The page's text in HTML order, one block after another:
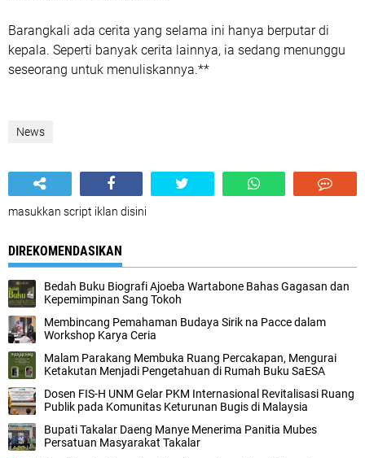
Barangkali ada cerita yang selama ini hanya berputar di
kepala. Seperti banyak cerita lainnya, ia sedang menunggu
seseorang untuk menuliskannya.**
News
masukkan script iklan disini
DIREKOMENDASIKAN
Bedah Buku Biografi Ajoeba Wartabone Bahas Gagasan dan
Kepemimpinan Sang Tokoh
Membincang Pemahaman Budaya Sirik na Pacce dalam
Workshop Karya Ceria
Malam Parakang Membuka Ruang Percakapan, Mengurai
Ketakutan Menjadi Pengetahuan di Rumah Buku SaESA
Dosen FIS-H UNM Gelar PKM Internasional Revitalisasi Ruang
Publik pada Komunitas Keturunan Bugis di Malaysia
Bupati Takalar Daeng Manye Menerima Panitia Mubes
Persatuan Masyarakat Takalar